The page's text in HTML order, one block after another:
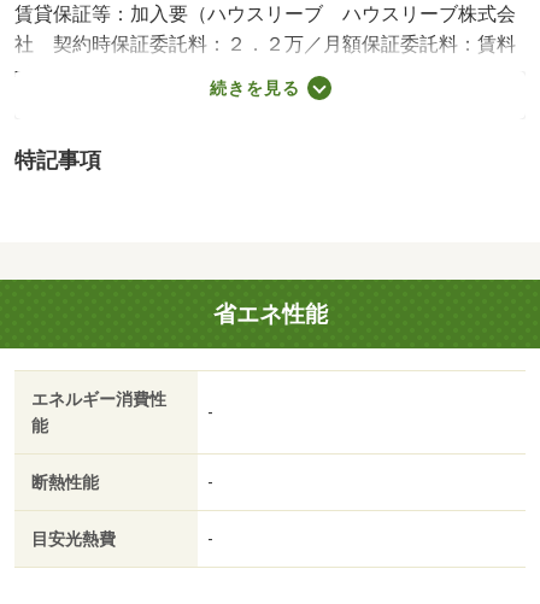
賃貸保証等：加入要（ハウスリーブ ハウスリーブ株式会
社 契約時保証委託料：２．２万／月額保証委託料：賃料
総額の２．２％又は５．５％ ※ペット可は２．５万／
２．５％）・維持費等：町内会費１００円／月・管理形態
セット費 3300円
続きを見る
特記事項
省エネ性能
エネルギー消費性
能
-
断熱性能 -
目安光熱費 -